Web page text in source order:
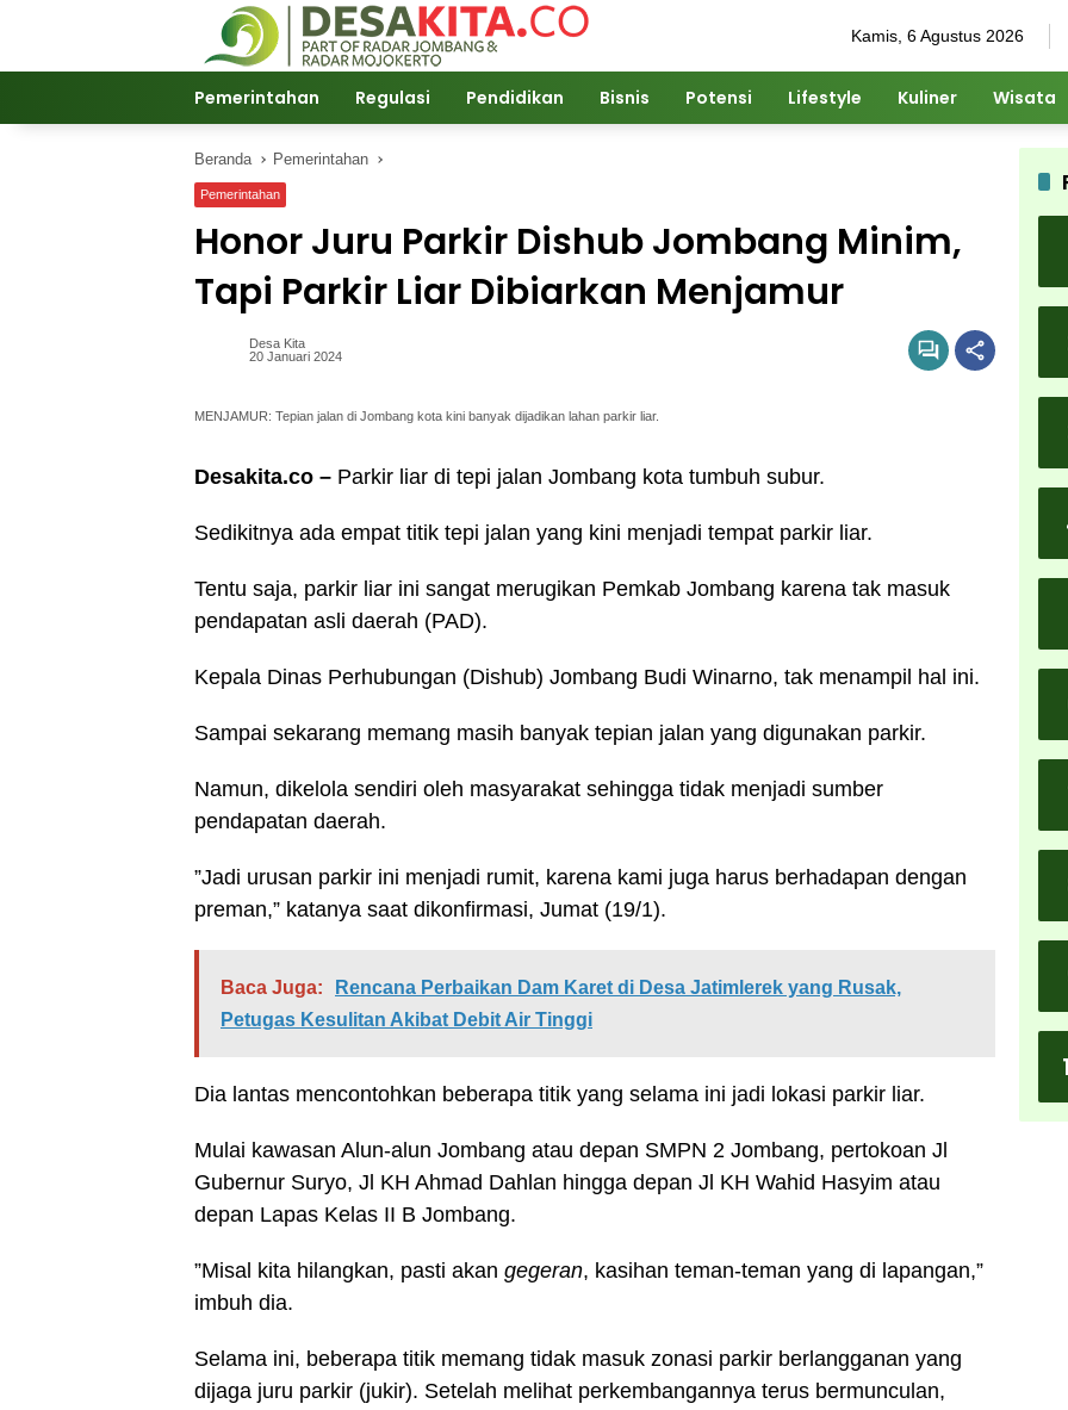
Kamis, 6 Agustus 2026
Pemerintahan Regulasi Pendidikan Bisnis Potensi Lifestyle Kuliner Wisata
Beranda Pemerintahan
Pemerintahan
Honor Juru Parkir Dishub Jombang Minim,
Tapi Parkir Liar Dibiarkan Menjamur
Desa Kita
20 Januari 2024
MENJAMUR: Tepian jalan di Jombang kota kini banyak dijadikan lahan parkir liar.
Desakita.co – Parkir liar di tepi jalan Jombang kota tumbuh subur.
Sedikitnya ada empat titik tepi jalan yang kini menjadi tempat parkir liar.
Tentu saja, parkir liar ini sangat merugikan Pemkab Jombang karena tak masuk
pendapatan asli daerah (PAD).
Kepala Dinas Perhubungan (Dishub) Jombang Budi Winarno, tak menampil hal ini.
Sampai sekarang memang masih banyak tepian jalan yang digunakan parkir.
Namun, dikelola sendiri oleh masyarakat sehingga tidak menjadi sumber
pendapatan daerah.
”Jadi urusan parkir ini menjadi rumit, karena kami juga harus berhadapan dengan
preman,” katanya saat dikonfirmasi, Jumat (19/1).
Baca Juga:
Rencana Perbaikan Dam Karet di Desa Jatimlerek yang Rusak,
Petugas Kesulitan Akibat Debit Air Tinggi
Dia lantas mencontohkan beberapa titik yang selama ini jadi lokasi parkir liar.
Mulai kawasan Alun-alun Jombang atau depan SMPN 2 Jombang, pertokoan Jl
Gubernur Suryo, Jl KH Ahmad Dahlan hingga depan Jl KH Wahid Hasyim atau
depan Lapas Kelas II B Jombang.
”Misal kita hilangkan, pasti akan gegeran, kasihan teman-teman yang di lapangan,”
imbuh dia.
Selama ini, beberapa titik memang tidak masuk zonasi parkir berlangganan yang
dijaga juru parkir (jukir). Setelah melihat perkembangannya terus bermunculan,